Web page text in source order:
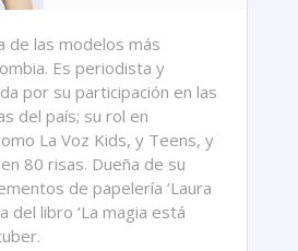
de las modelos más
Es periodista y
por su participación en las
del país; su rol en
La Voz Kids, y Teens, y
80 risas. Dueña de su
de papelería ‘Laura
del libro ‘La magia está